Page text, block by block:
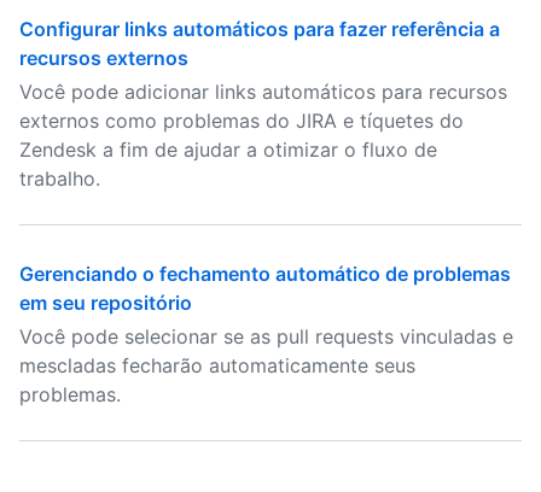
Configurar links automáticos para fazer referência a
recursos externos
Você pode adicionar links automáticos para recursos
externos como problemas do JIRA e tíquetes do
Zendesk a fim de ajudar a otimizar o fluxo de
trabalho.
Gerenciando o fechamento automático de problemas
em seu repositório
Você pode selecionar se as pull requests vinculadas e
mescladas fecharão automaticamente seus
problemas.